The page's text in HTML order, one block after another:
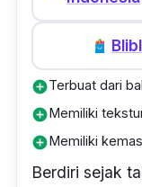
tidak cepat
add_circleTerbuat dari
add_circleMemiliki
add_circleMemiliki
Berdiri sejak